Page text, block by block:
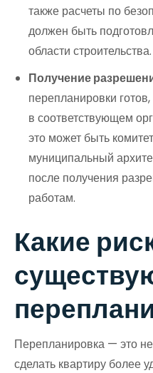
также расчеты по
должен быть
области строительства.
Получение
перепланировки
в соответствующем
это может быть
муниципальный
после получения
работам.
Какие
Перепланировка — это
сделать квартиру более